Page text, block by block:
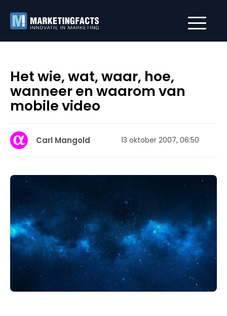
Het wie, wat, waar, hoe,
wanneer en waarom van
mobile video
Carl Mangold 13 oktober 2007, 06:50